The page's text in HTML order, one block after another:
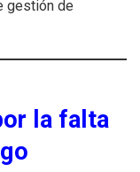
gestión de
la falta